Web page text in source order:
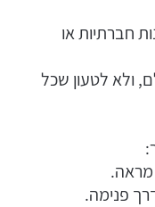
חברתיות או
ולא לטעון שכל
מראה.
פנימה.